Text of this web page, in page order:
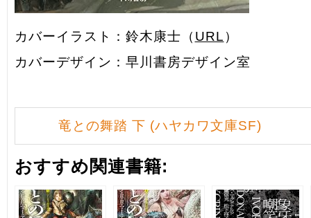
カバーイラスト：鈴木康士（ URL ）
カバーデザイン：早川書房デザイン室
竜との舞踏 下 (ハヤカワ文庫SF)
おすすめ関連書籍: